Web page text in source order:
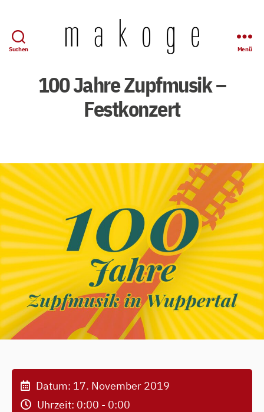
Suchen
Wuppertal
V.
Menü
100 Jahre Zupfmusik –
Festkonzert
Datum: 17. November 2019
Uhrzeit: 0:00 - 0:00